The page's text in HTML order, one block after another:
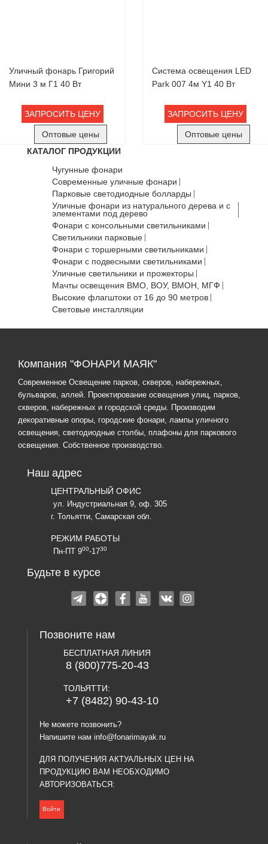
Уличный фонарь Григорий
Мини 3 м Г1 40 Вт
ЗАПРОСИТЬ ЦЕНУ
Оптовые цены
Система освещения LED
Park 007 4м Y1 40 Вт
ЗАПРОСИТЬ ЦЕНУ
Оптовые цены
КАТАЛОГ ПРОДУКЦИИ
Чугунные фонари
Современные уличные фонари
Парковые светодиодные болларды
Уличные фонари из натурального дерева и с
элементами под дерево
Фонари с консольными светильниками
Светильники парковые
Фонари с торшерными светильниками
Фонари с подвесными светильниками
Уличные светильники и прожекторы
Мачты освещения ВМО, ВОУ, ВМОН, МГФ
Высокие флагштоки от 16 до 90 метров
Световые инсталляции
Компания "ФОНАРИ МАЯК"
Современное Освещение парков, скверов, набережных,
бульваров, аллей. Проектирование освещения улиц, парков,
скверов, набережных и городской среды. Производим
декоративные опоры, городские фонари, лампы уличного
освещения, светодиодные столбы, плафоны для паркового
освещения. Собственное производство.
Наш адрес
ЦЕНТРАЛЬНЫЙ ОФИС
ул. Индустриальная 9, оф. 305
г. Тольятти, Самарская обл.
РЕЖИМ РАБОТЫ
Пн-ПТ 900-1730
Будьте в курсе
Позвоните нам
БЕСПЛАТНАЯ ЛИНИЯ
8 (800)775-20-43
ТОЛЬЯТТИ:
+7 (8482) 90-43-10
Не можете позвонить?
Напишите нам info@fonarimayak.ru
ДЛЯ ПОЛУЧЕНИЯ АКТУАЛЬНЫХ ЦЕН НА
ПРОДУКЦИЮ ВАМ НЕОБХОДИМО
АВТОРИЗОВАТЬСЯ:
Войти